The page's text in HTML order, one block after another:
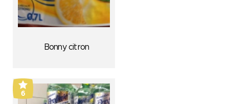
Bonny citron
6